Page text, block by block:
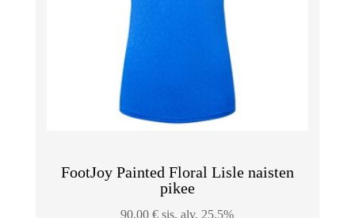
FootJoy Painted Floral Lisle naisten
pikee
90,00€ sis. alv. 25.5%